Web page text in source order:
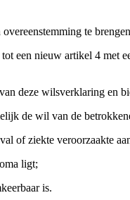
te
een nieuw artikel 4 met
deze wilsverklaring
de wil van de
of ziekte veroorzaakte
ligt;
is.